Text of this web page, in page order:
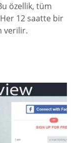
özellik, tüm
12 saatte bir
verilir.